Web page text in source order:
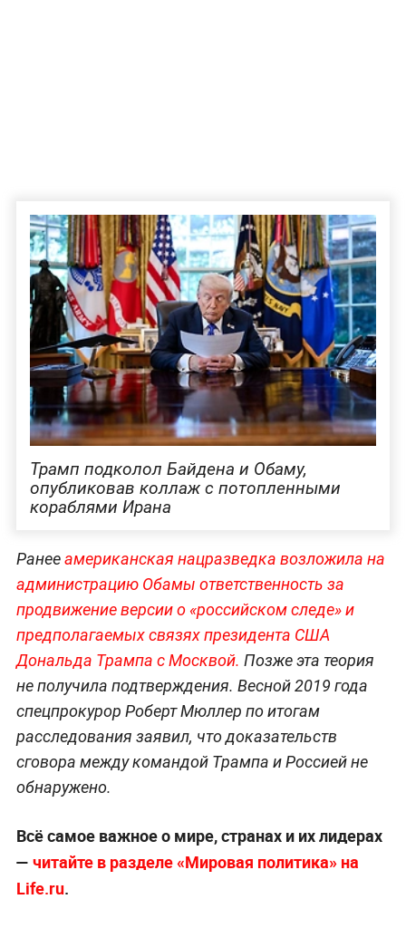
Трамп подколол Байдена и Обаму,
опубликовав коллаж с потопленными
кораблями Ирана
Ранееамериканская нацразведка возложила на
администрацию Обамы ответственность за
продвижение версии о «российском следе» и
предполагаемых связях президента США
Дональда Трампа с Москвой. Позже эта теория
не получила подтверждения. Весной 2019 года
спецпрокурор Роберт Мюллер по итогам
расследования заявил, что доказательств
сговора между командой Трампа и Россией не
обнаружено.
Всё самое важное о мире, странах и их лидерах
— читайте в разделе «Мировая политика» на
Life.ru.